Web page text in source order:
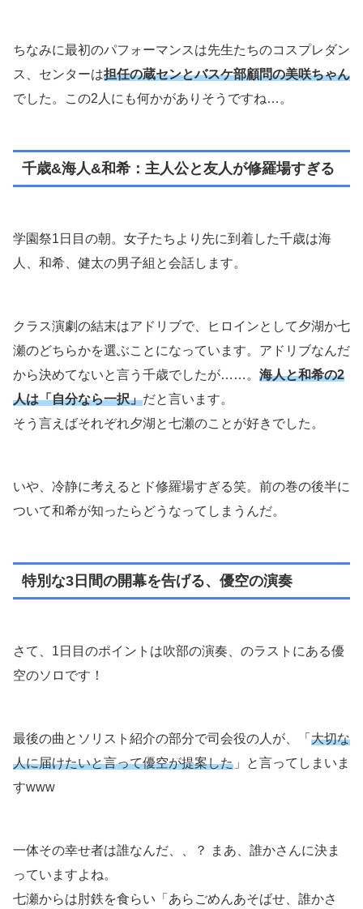
ちなみに最初のパフォーマンスは先生たちのコスプレダン
ス、センターは担任の蔵センとバスケ部顧問の美咲ちゃん
でした。この2人にも何かがありそうですね…。
千歳&海人&和希：主人公と友人が修羅場すぎる
学園祭1日目の朝。女子たちより先に到着した千歳は海
人、和希、健太の男子組と会話します。
クラス演劇の結末はアドリブで、ヒロインとして夕湖か七
瀬のどちらかを選ぶことになっています。アドリブなんだ
から決めてないと言う千歳でしたが……。 海人と和希の2
人は「自分なら一択」だと言います。
そう言えばそれぞれ夕湖と七瀬のことが好きでした。
いや、冷静に考えるとド修羅場すぎる笑。前の巻の後半に
ついて和希が知ったらどうなってしまうんだ。
特別な3日間の開幕を告げる、優空の演奏
さて、1日目のポイントは吹部の演奏、のラストにある優
空のソロです！
最後の曲とソリスト紹介の部分で司会役の人が、「 大切な
人に届けたいと言って優空が提案した 」と言ってしまいま
すwww
一体その幸せ者は誰なんだ、、？ まあ、誰かさんに決ま
っていますよね。
七瀬からは肘鉄を食らい「あらごめんあそばせ、誰かさ